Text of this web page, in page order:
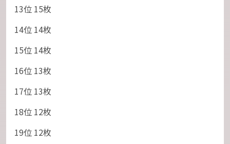
13位 15枚
14位 14枚
15位 14枚
16位 13枚
17位 13枚
18位 12枚
19位 12枚